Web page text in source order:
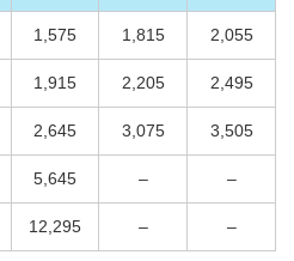
1,575 1,815 2,055
1,915 2,205 2,495
2,645 3,075 3,505
5,645 – –
12,295 – –